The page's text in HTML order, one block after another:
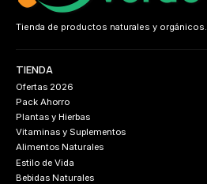
Tienda de productos naturales y orgánicos.
TIENDA
Ofertas 2026
Pack Ahorro
Plantas y Hierbas
Vitaminas y Suplementos
Alimentos Naturales
Estilo de Vida
Bebidas Naturales